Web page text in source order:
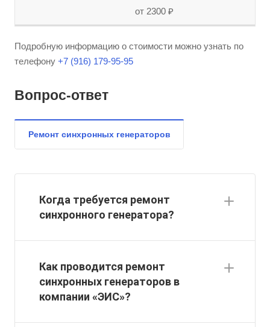
от 2300 ₽
Подробную информацию о стоимости можно узнать по
телефону +7 (916) 179-95-95
Вопрос-ответ
Ремонт синхронных генераторов
Когда требуется ремонт
синхронного генератора?
Как проводится ремонт
синхронных генераторов в
компании «ЭИС»?